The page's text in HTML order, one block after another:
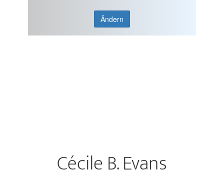
Ändern
Cécile B. Evans